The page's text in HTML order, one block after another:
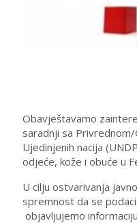
Obavještavamo
saradnji sa
Ujedinjenih nacija
odjeće, kože i obuće u
U cilju ostvarivanja
spremnost da se
objavljujemo